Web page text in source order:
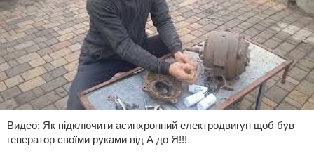
Видео: Як підключити асинхронний електродвигун щоб був
генератор своїми руками від А до Я!!!